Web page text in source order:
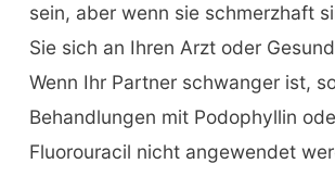
sein, aber wenn sie schmerzhaft
Sie sich an Ihren Arzt oder
Wenn Ihr Partner schwanger ist,
Behandlungen mit Podophyllin
Fluorouracil nicht angewendet